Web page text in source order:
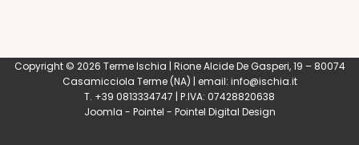
Copyright © 2026 Terme Ischia | Rione Alcide De Gasperi, 19 – 80074
Casamicciola Terme(NA) | email: info@ischia.it
T. +39 0813334747 | P.IVA: 07428820638
Joomla - Pointel - Pointel Digital Design